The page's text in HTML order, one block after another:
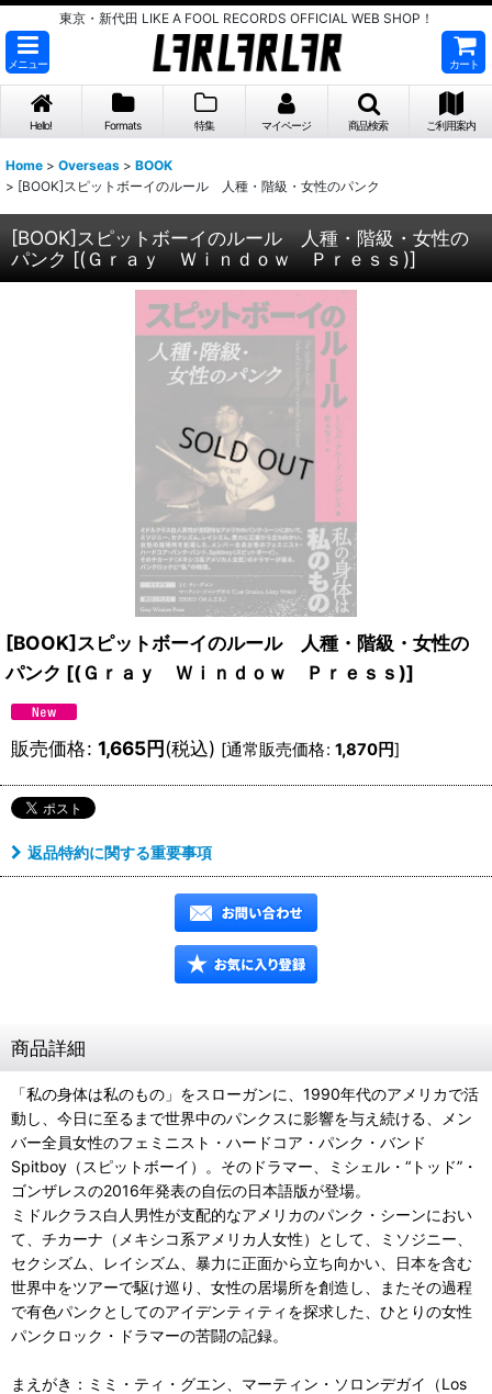
東京・新代田 LIKE A FOOL RECORDS OFFICIAL WEB SHOP！
メニュー カート
Hello! Formats 特集 マイページ 商品検索 ご利用案内
Home > Overseas > BOOK
> [BOOK]スピットボーイのルール 人種・階級・女性のパンク
[BOOK]スピットボーイのルール 人種・階級・女性の
パンク [(Ｇｒａｙ Ｗｉｎｄｏｗ Ｐｒｅｓｓ)]
[BOOK]スピットボーイのルール 人種・階級・女性の
パンク [(Ｇｒａｙ Ｗｉｎｄｏｗ Ｐｒｅｓｓ)]
販売価格: 1,665円(税込) [通常販売価格: 1,870円]
返品特約に関する重要事項
商品詳細
「私の身体は私のもの」をスローガンに、1990年代のアメリカで活
動し、今日に至るまで世界中のパンクスに影響を与え続ける、メン
バー全員女性のフェミニスト・ハードコア・パンク・バンド
Spitboy（スピットボーイ）。そのドラマー、ミシェル・“トッド”・
ゴンザレスの2016年発表の自伝の日本語版が登場。
ミドルクラス白人男性が支配的なアメリカのパンク・シーンにおい
て、チカーナ（メキシコ系アメリカ人女性）として、ミソジニー、
セクシズム、レイシズム、暴力に正面から立ち向かい、日本を含む
世界中をツアーで駆け巡り、女性の居場所を創造し、またその過程
で有色パンクとしてのアイデンティティを探求した、ひとりの女性
パンクロック・ドラマーの苦闘の記録。
まえがき：ミミ・ティ・グエン、マーティン・ソロンデガイ（Los